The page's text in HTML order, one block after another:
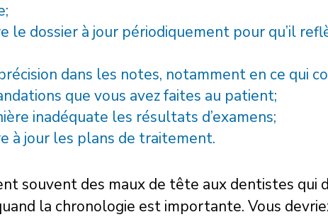
le dossier à jour périodiquement pour qu’il
dans les notes, notamment en ce qui
que vous avez faites au patient;
inadéquate les résultats d’examens;
à jour les plans de traitement.
souvent des maux de tête aux dentistes qui
la chronologie est importante. Vous